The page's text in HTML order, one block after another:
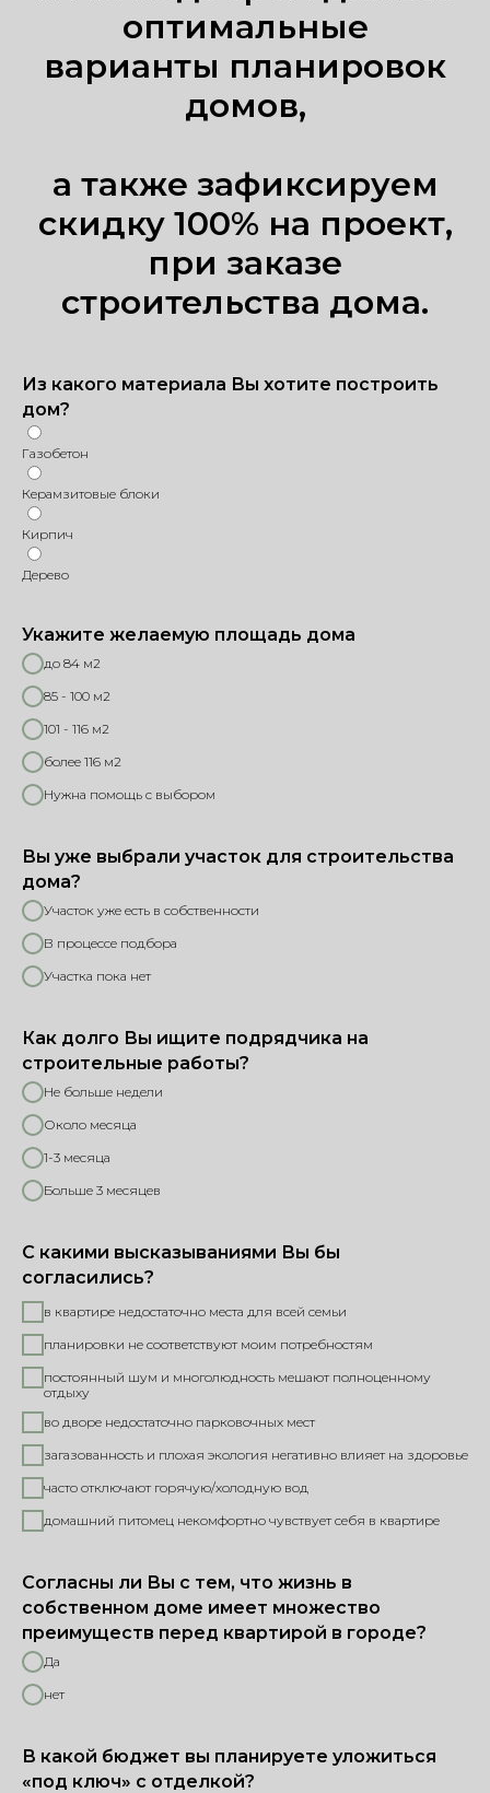
оптимальные
варианты планировок
домов,
а также зафиксируем
скидку 100% на проект,
при заказе
строительства дома.
Из какого материала Вы хотите построить
дом?
Газобетон
Керамзитовые блоки
Кирпич
Дерево
Укажите желаемую площадь дома
до 84 м2
85 - 100 м2
101 - 116 м2
более 116 м2
Нужна помощь с выбором
Вы уже выбрали участок для строительства
дома?
Участок уже есть в собственности
В процессе подбора
Участка пока нет
Как долго Вы ищите подрядчика на
строительные работы?
Не больше недели
Около месяца
1-3 месяца
Больше 3 месяцев
С какими высказываниями Вы бы
согласились?
в квартире недостаточно места для всей семьи
планировки не соответствуют моим потребностям
постоянный шум и многолюдность мешают полноценному
отдыху
во дворе недостаточно парковочных мест
загазованность и плохая экология негативно влияет на здоровье
часто отключают горячую/холодную вод
домашний питомец некомфортно чувствует себя в квартире
Согласны ли Вы с тем, что жизнь в
собственном доме имеет множество
преимуществ перед квартирой в городе?
Да
нет
В какой бюджет вы планируете уложиться
«под ключ» с отделкой?